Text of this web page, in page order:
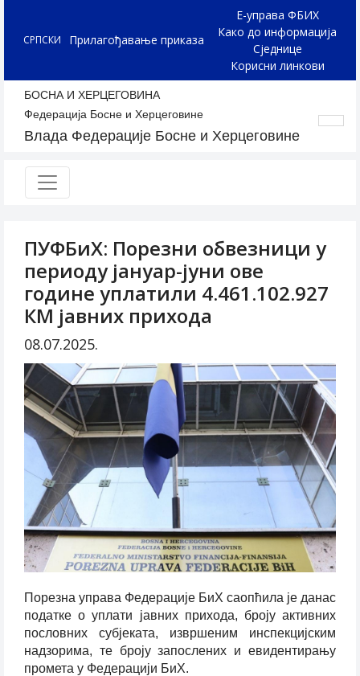
СРПСКИ Прилагођавање приказа
Е-управа ФБИХ
Како до информација
Сједнице
Корисни линкови
БОСНА И ХЕРЦЕГОВИНА
Федерација Босне и Херцеговине
Влада Федерације Босне и Херцеговине
ПУФБиХ: Порезни обвезници у
периоду јануар-јуни ове
године уплатили 4.461.102.927
КМ јавних прихода
08.07.2025.
Порезна управа Федерације БиХ саопћила је данас
податке о уплати јавних прихода, броју активних
пословних субјеката, извршеним инспекцијским
надзорима, те броју запослених и евидентирању
промета у Федерацији БиХ.